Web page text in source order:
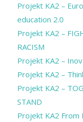
Projekt KA2 –
education 2.0
Projekt KA2 –
RACISM
Projekt KA2 –
Projekt KA2 –
Projekt KA2 –
STAND
Projekt KA2 From